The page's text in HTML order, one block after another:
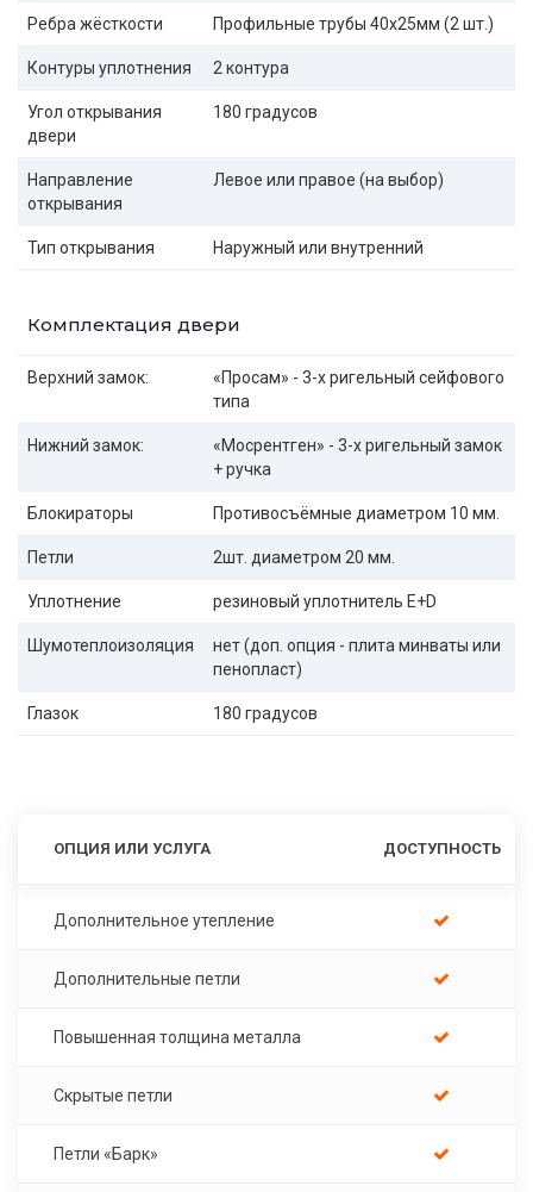
Ребра жёсткости Профильные трубы 40х25мм (2 шт.)
Контуры уплотнения 2 контура
Угол открывания
двери
180 градусов
Направление
открывания
Левое или правое (на выбор)
Тип открывания Наружный или внутренний
Комплектация двери
Верхний замок:
«Просам» - 3-х ригельный сейфового
типа
Нижний замок:
«Мосрентген» - 3-х ригельный замок
+ ручка
Блокираторы Противосъёмные диаметром 10 мм.
Петли 2шт. диаметром 20 мм.
Уплотнение резиновый уплотнитель E+D
Шумотеплоизоляция
нет (доп. опция - плита минваты или
пенопласт)
Глазок 180 градусов
ОПЦИЯ ИЛИ УСЛУГА ДОСТУПНОСТЬ
Дополнительное утепление
Дополнительные петли
Повышенная толщина металла
Скрытые петли
Петли «Барк»